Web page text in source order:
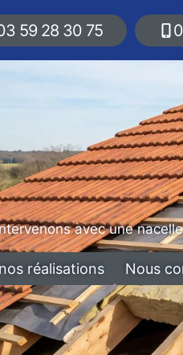
59 28 30 75
avec une nacelle
réalisations Nous